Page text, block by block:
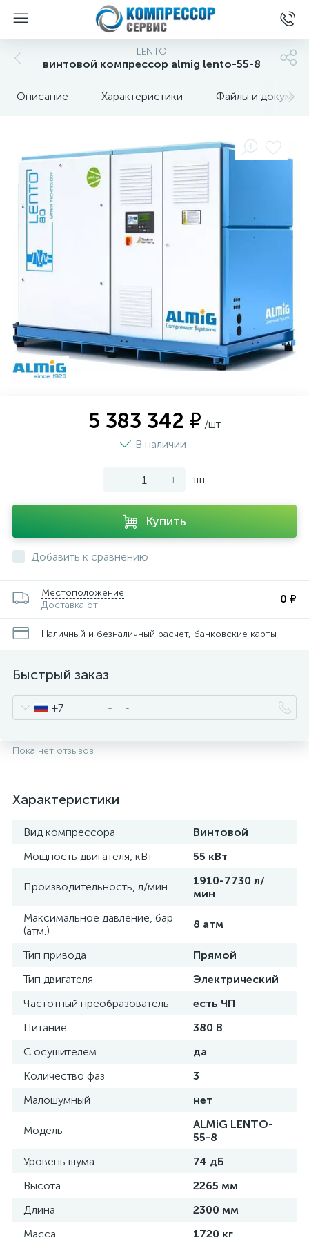
LENTO
винтовой компрессор almig lento-55-8
Описание Характеристики Файлы и
5 383 342 ₽ /шт
В наличии
- + шт
Купить
Добавить к сравнению
Местоположение
Доставка от
0 ₽
Наличный и безналичный расчет, банковские карты
Быстрый заказ
+7
Пока нет отзывов
Характеристики
Вид компрессора
Винтовой
Мощность двигателя, кВт
55 кВт
Производительность, л/мин
1910-7730 л/
мин
Максимальное давление, бар
(атм.)
8 атм
Тип привода
Прямой
Тип двигателя
Электрический
Частотный преобразователь
есть ЧП
Питание
380 В
С осушителем
да
Количество фаз
3
Малошумный
нет
Модель
ALMiG LENTO-
55-8
Уровень шума
74 дБ
Высота
2265 мм
Длина
2300 мм
Масса
1720 кг